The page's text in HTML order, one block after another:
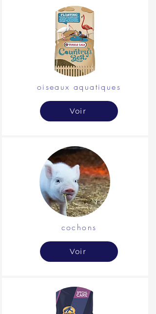
oiseaux aquatiques
Voir
cochons
Voir